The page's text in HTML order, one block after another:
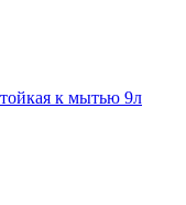
к мытью 9л